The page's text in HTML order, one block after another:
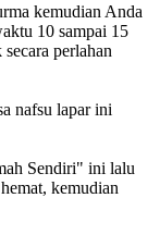
kemudian Anda
10 sampai 15
perlahan
nafsu lapar ini
Sendiri" ini lalu
kemudian